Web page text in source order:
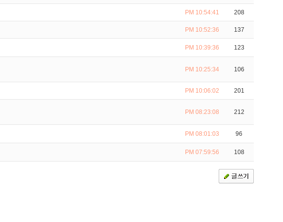
PM 10:54:41 208
PM 10:52:36 137
PM 10:39:36 123
PM 10:25:34 106
PM 10:06:02 201
PM 08:23:08 212
PM 08:01:03 96
PM 07:59:56 108